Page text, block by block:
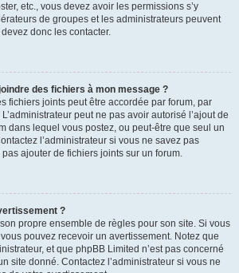
etc., vous devez avoir les permissions s’y
de groupes et les administrateurs peuvent
donc les contacter.
des fichiers à mon message ?
fichiers joints peut être accordée par forum, par
peut ne pas avoir autorisé l’ajout de
dans lequel vous postez, ou peut-être que seul un
l’administrateur si vous ne savez pas
ajouter de fichiers joints sur un forum.
?
propre ensemble de règles pour son site. Si vous
pouvez recevoir un avertissement. Notez que
et que phpBB Limited n’est pas concerné
site donné. Contactez l’administrateur si vous ne